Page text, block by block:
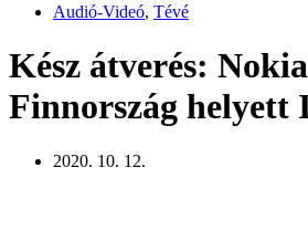
Audió-Videó, Tévé
Kész átverés:
Finnország helyett
2020. 10. 12.